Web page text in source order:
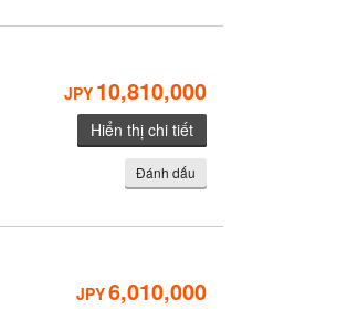
JPY 10,810,000
Hiển thị chi tiết
Đánh dấu
JPY6,010,000